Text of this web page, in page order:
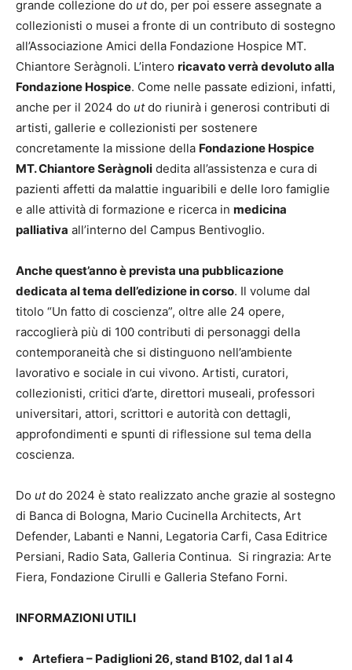
grande collezione do utdo, per poi essere assegnate a
collezionisti o musei a fronte di un contributo di sostegno
all’Associazione Amici della Fondazione Hospice MT.
Chiantore Seràgnoli. L’intero ricavato verrà devoluto alla
Fondazione Hospice. Come nelle passate edizioni, infatti,
anche per il 2024 do utdo riunirà i generosi contributi di
artisti, gallerie e collezionisti per sostenere
concretamente la missione della Fondazione Hospice
MT. Chiantore Seràgnoli dedita all’assistenza e cura di
pazienti affetti da malattie inguaribili e delle loro famiglie
e alle attività di formazione e ricerca in medicina
palliativa all’interno del Campus Bentivoglio.
Anche quest’anno è prevista una pubblicazione
dedicata al tema dell’edizione in corso. Il volume dal
titolo “Un fatto di coscienza”, oltre alle 24 opere,
raccoglierà più di 100 contributi di personaggi della
contemporaneità che si distinguono nell’ambiente
lavorativo e sociale in cui vivono. Artisti, curatori,
collezionisti, critici d’arte, direttori museali, professori
universitari, attori, scrittori e autorità con dettagli,
approfondimenti e spunti di riflessione sul tema della
coscienza.
Do utdo 2024 è stato realizzato anche grazie al sostegno
di Banca di Bologna, Mario Cucinella Architects, Art
Defender, Labanti e Nanni, Legatoria Carfi, Casa Editrice
Persiani, Radio Sata, Galleria Continua. Si ringrazia: Arte
Fiera, Fondazione Cirulli e Galleria Stefano Forni.
INFORMAZIONI UTILI
Artefiera – Padiglioni 26, stand B102, dal 1 al 4